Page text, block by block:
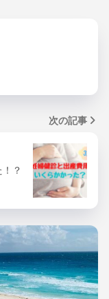
次の記事
？